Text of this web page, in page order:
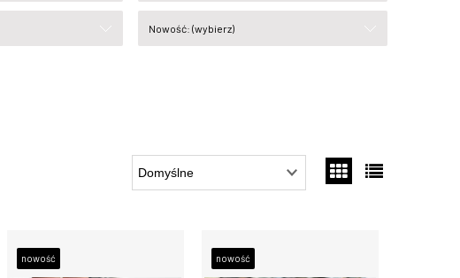
Nowość: (wybierz)
nowość nowość